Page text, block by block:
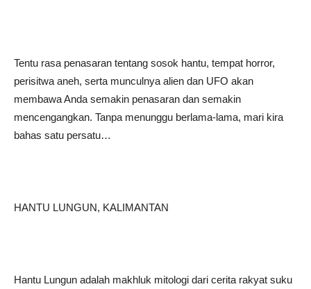
Tentu rasa penasaran tentang sosok hantu, tempat horror,
perisitwa aneh, serta munculnya alien dan UFO akan
membawa Anda semakin penasaran dan semakin
mencengangkan. Tanpa menunggu berlama-lama, mari kira
bahas satu persatu…
HANTU LUNGUN, KALIMANTAN
Hantu Lungun adalah makhluk mitologi dari cerita rakyat suku